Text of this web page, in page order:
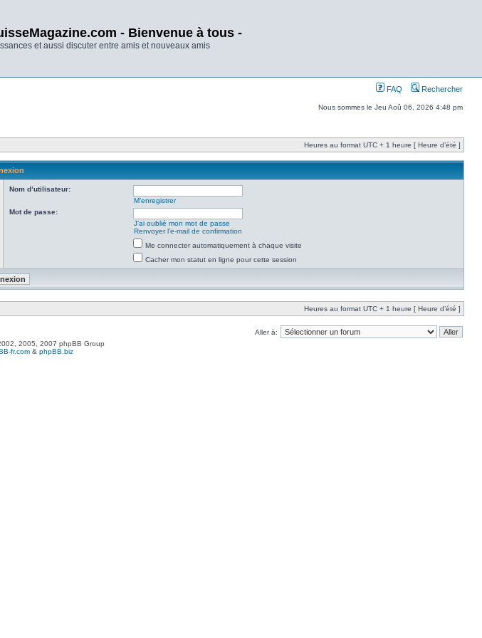
- Bienvenue à tous -
et aussi discuter entre amis et nouveaux amis
FAQ Rechercher
Nous sommes le Jeu Aoû 06, 2026 4:48 pm
Heures au format UTC + 1 heure [ Heure d’été ]
Nom d’utilisateur:
M’enregistrer
Mot de passe:
J’ai oublié mon mot de passe
Renvoyer l’e-mail de confirmation
Me connecter automatiquement à chaque visite
Cacher mon statut en ligne pour cette session
Heures au format UTC + 1 heure [ Heure d’été ]
Aller à:
2005, 2007 phpBB Group
fr.com & phpBB.biz